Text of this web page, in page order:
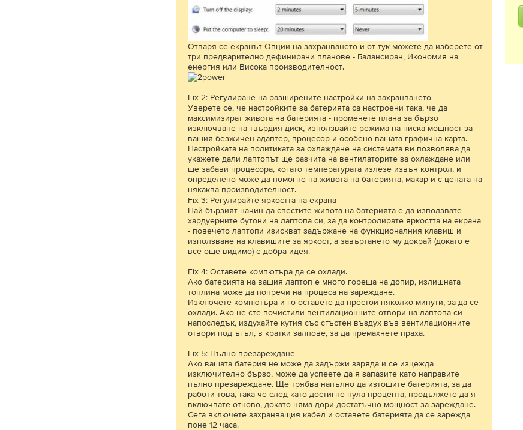
Отваря се екранът Опции на захранването и от тук можете да изберете от
три предварително дефинирани планове - Балансиран, Икономия на
енергия или Висока производителност.
Fix 2: Регулиране на разширените настройки на захранването
Уверете се, че настройките за батерията са настроени така, че да
максимизират живота на батерията - променете плана за бързо
изключване на твърдия диск, използвайте режима на ниска мощност за
вашия безжичен адаптер, процесор и особено вашата графична карта.
Настройката на политиката за охлаждане на системата ви позволява да
укажете дали лаптопът ще разчита на вентилаторите за охлаждане или
ще забави процесора, когато температурата излезе извън контрол, и
определено може да помогне на живота на батерията, макар и с цената на
някаква производителност.
Fix 3: Регулирайте яркостта на екрана
Най-бързият начин да спестите живота на батерията е да използвате
хардуерните бутони на лаптопа си, за да контролирате яркостта на екрана
- повечето лаптопи изискват задържане на функционалния клавиш и
използване на клавишите за яркост, а завъртането му докрай (докато е
все още видимо) е добра идея.
Fix 4: Оставете компютъра да се охлади.
Ако батерията на вашия лаптоп е много гореща на допир, излишната
топлина може да попречи на процеса на зареждане.
Изключете компютъра и го оставете да престои няколко минути, за да се
охлади. Ако не сте почистили вентилационните отвори на лаптопа си
напоследък, издухайте кутия със сгъстен въздух във вентилационните
отвори под ъгъл, в кратки залпове, за да премахнете праха.
Fix 5: Пълно презареждане
Ако вашата батерия не може да задържи заряда и се изцежда
изключително бързо, може да успеете да я запазите като направите
пълно презареждане. Ще трябва напълно да изтощите батерията, за да
работи това, така че след като достигне нула процента, продължете да я
включвате отново, докато няма дори достатъчно мощност за зареждане.
Сега включете захранващия кабел и оставете батерията да се зарежда
поне 12 часа.